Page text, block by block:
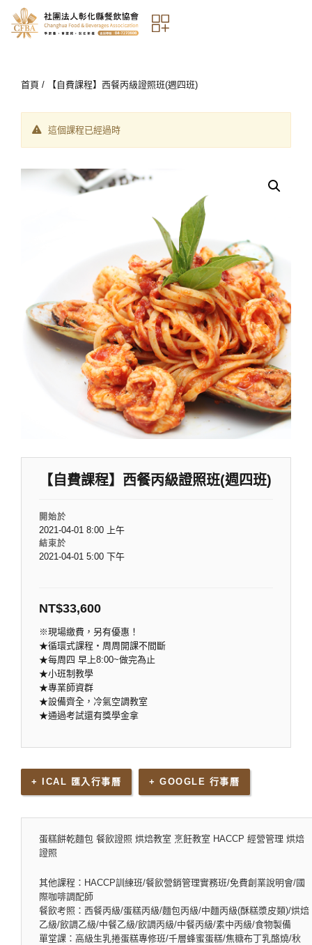
首頁 / 【自費課程】西餐丙級證照班(週四班)
這個課程已經過時
【自費課程】西餐丙級證照班(週四班)
開始於
2021-04-01 8:00 上午
結束於
2021-04-01 5:00 下午
NT$33,600
※現場繳費，另有優惠！
★循環式課程‧周周開課不間斷
★每周四 早上8:00~做完為止
★小班制教學
★專業師資群
★設備齊全，冷氣空調教室
★通過考試還有獎學金拿
+ ICAL 匯入行事曆 + GOOGLE 行事曆
蛋糕餅乾麵包 餐飲證照 烘焙教室 烹飪教室 HACCP 經營管理 烘焙
證照
其他課程：HACCP訓練班/餐飲營銷管理實務班/免費創業說明會/國
際咖啡調配師
餐飲考照：西餐丙級/蛋糕丙級/麵包丙級/中麵丙級(酥糕漿皮類)/烘焙
乙級/飲調乙級/中餐乙級/飲調丙級/中餐丙級/素中丙級/食物製備
單堂課：高級生乳捲蛋糕專修班/千層蜂蜜蛋糕/焦糖布丁乳酪燒/秋